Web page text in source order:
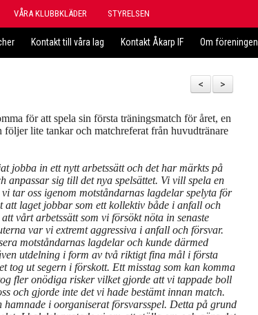
VÅRA KLUBBKLÄDER STYRELSEN
Kontakt till våra lag Kontakt Åkarp IF Om föreningen
>
<
för att spela sin första träningsmatch för året, en
lite tankar och matchreferat från huvudtränare
jobba in ett nytt arbetssätt och det har märkts på
anpassar sig till det nya spelsättet. Vi vill spela en
tar oss igenom motståndarnas lagdelar spelyta för
att laget jobbar som ett kollektiv både i anfall och
vårt arbetssätt som vi försökt nöta in senaste
var vi extremt aggressiva i anfall och försvar.
motståndarnas lagdelar och kunde därmed
utdelning i form av två riktigt fina mål i första
tog ut segern i förskott. Ett misstag som kan komma
fler onödiga risker vilket gjorde att vi tappade boll
och gjorde inte det vi hade bestämt innan match.
i oorganiserat försvarsspel. Detta på grund